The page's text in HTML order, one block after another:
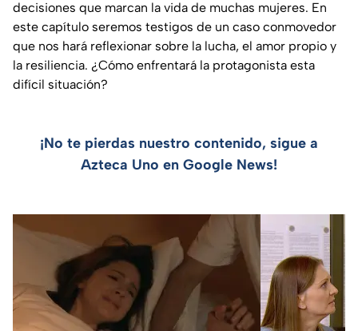
decisiones que marcan la vida de muchas mujeres. En
este capítulo seremos testigos de un caso conmovedor
que nos hará reflexionar sobre la lucha, el amor propio y
la resiliencia. ¿Cómo enfrentará la protagonista esta
difícil situación?
¡No te pierdas nuestro contenido, sigue a
Azteca Uno en Google News!